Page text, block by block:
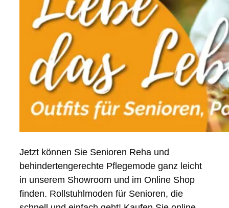
Jetzt können Sie Senioren Reha und
behindertengerechte Pflegemode ganz leicht
in unserem Showroom und im Online Shop
finden. Rollstuhlmoden für Senioren, die